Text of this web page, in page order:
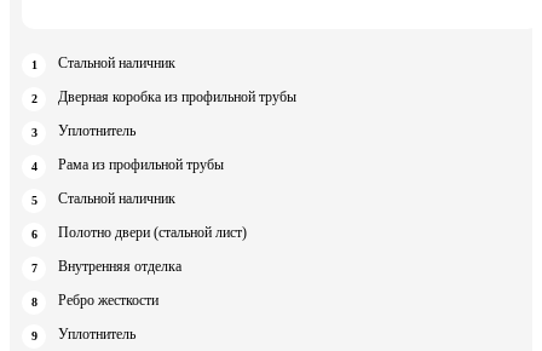
Стальной наличник
Дверная коробка из профильной трубы
Уплотнитель
Рама из профильной трубы
Стальной наличник
Полотно двери (стальной лист)
Внутренняя отделка
Ребро жесткости
Уплотнитель